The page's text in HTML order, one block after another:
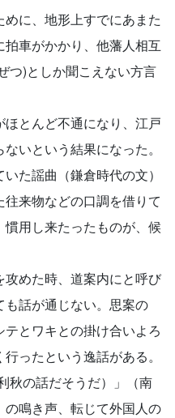
めに、地形上すでにあまた
車がかかり、他藩人相互
つ)としか聞こえない方言
とんど不通になり、江戸
いという結果になった。
た謡曲（鎌倉時代の文）
来物などの口調を借りて
用し来たったものが、候
めた時、道案内にと呼び
話が通じない。思案の
とワキとの掛け合いよろ
ったという逸話がある。
秋の話だそうだ）」（南
鳴き声、転じて外国人の